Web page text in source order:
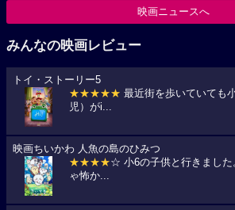
映画ニュースへ
みんなの映画レビュー
トイ・ストーリー5
★★★★★ 最近街を歩いていても
児）がi...
映画ちいかわ 人魚の島のひみつ
★★★★☆ 小6の子供と行きました
ゃ怖か...